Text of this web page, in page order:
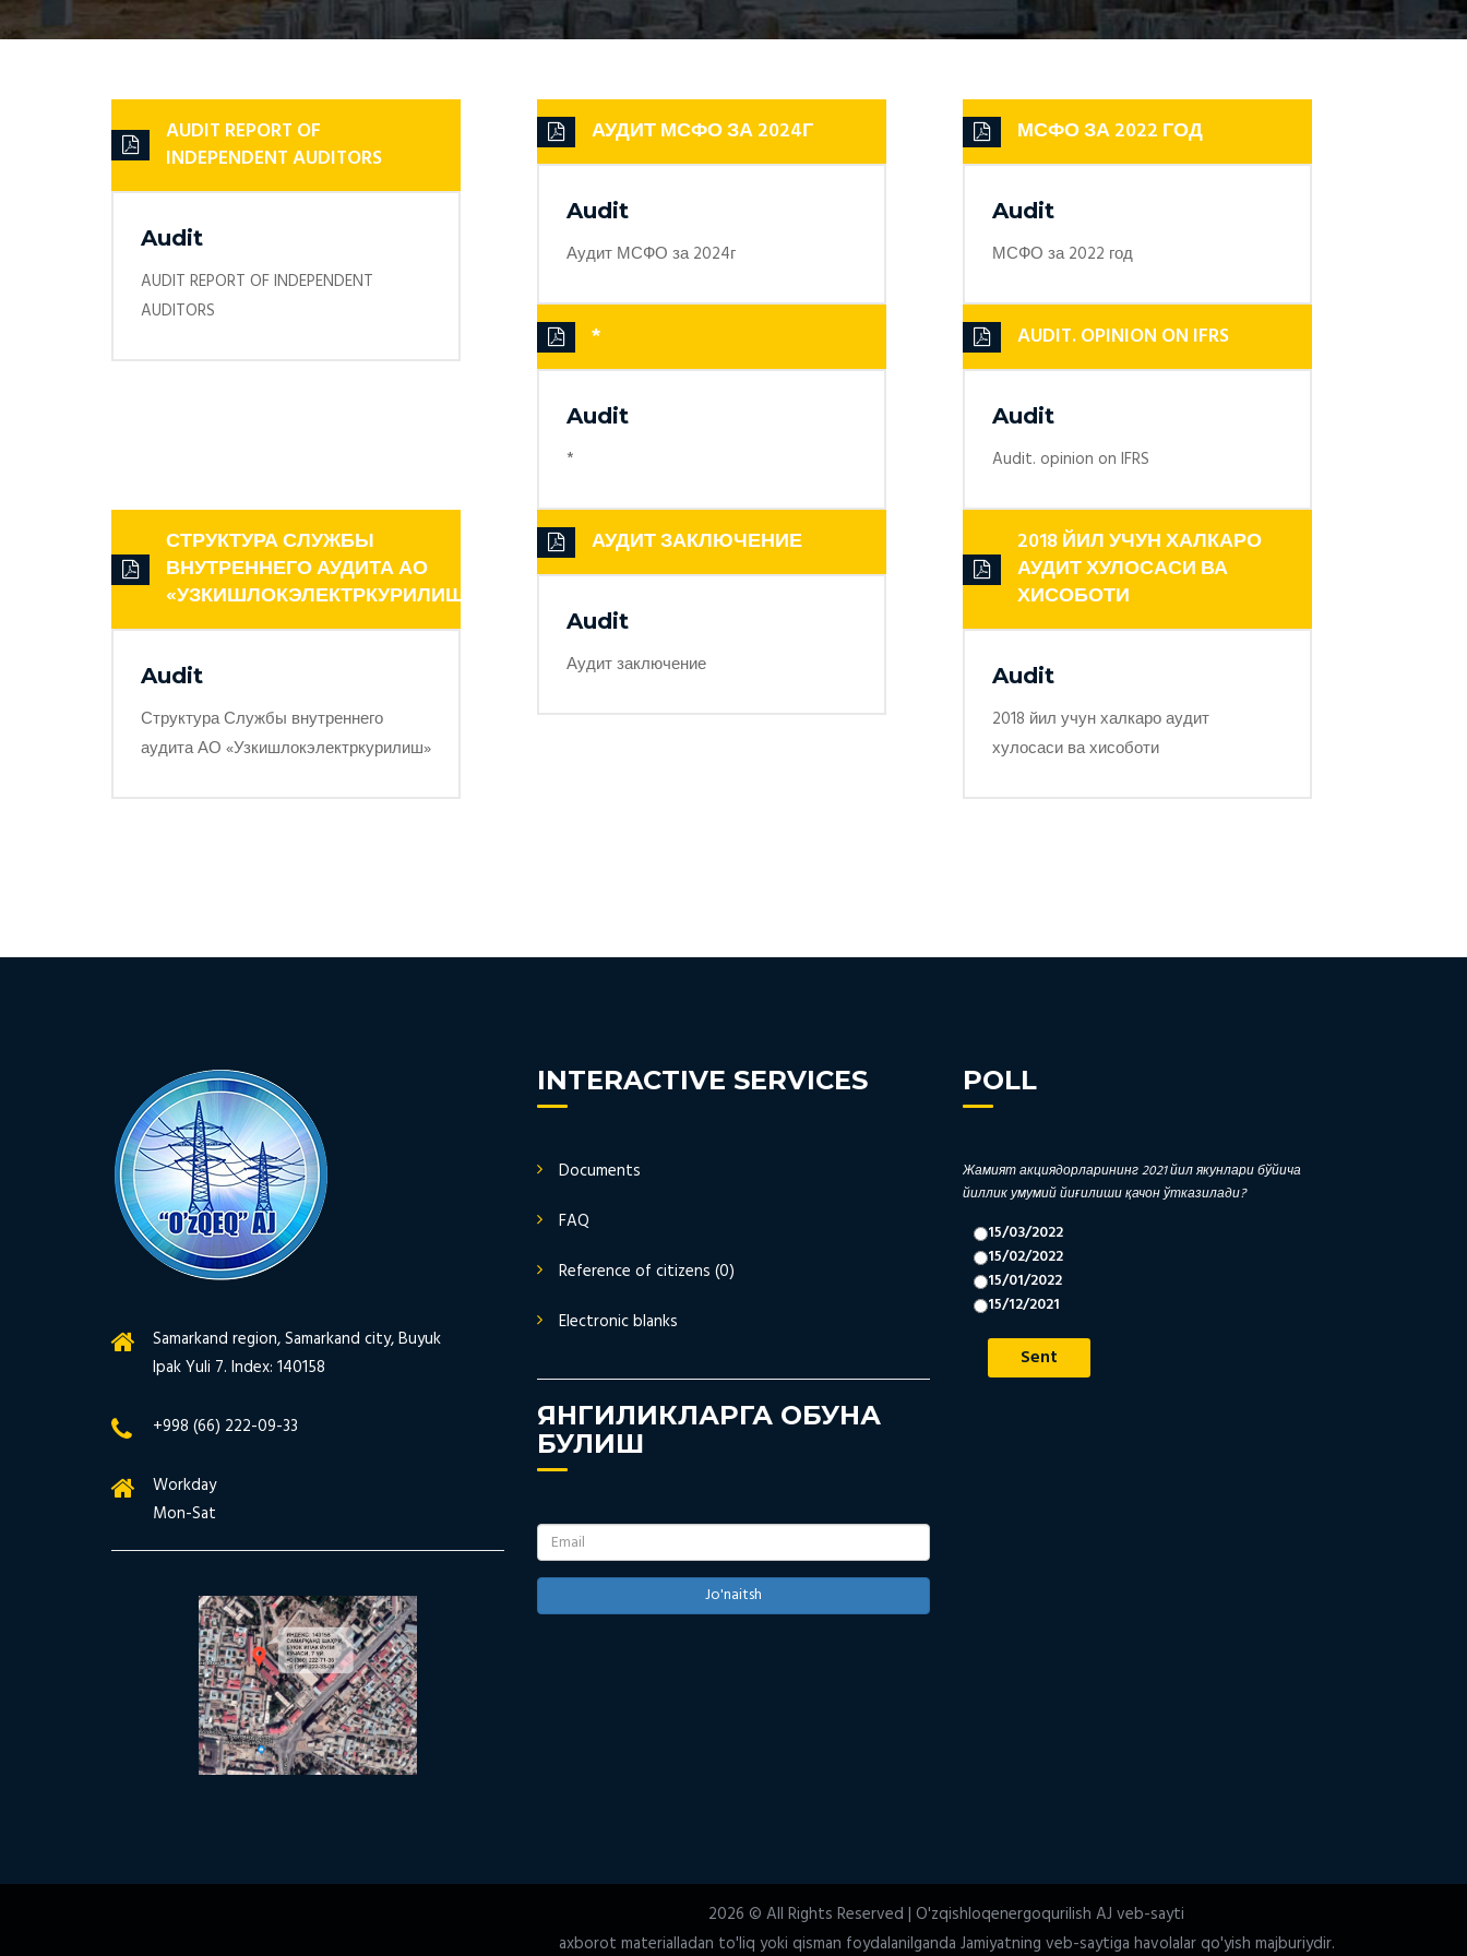
AUDIT REPORT OF
INDEPENDENT AUDITORS
Audit
AUDIT REPORT OF INDEPENDENT
AUDITORS
АУДИТ МСФО ЗА 2024Г
Audit
Аудит МСФО за 2024г
МСФО ЗА 2022 ГОД
Audit
МСФО за 2022 год
*
Audit
*
AUDIT. OPINION ON IFRS
Audit
Audit. opinion on IFRS
СТРУКТУРА СЛУЖБЫ
ВНУТРЕННЕГО АУДИТА АО
«УЗКИШЛОКЭЛЕКТРКУРИЛИШ»
Audit
Структура Службы внутреннего
аудита АО «Узкишлокэлектркурилиш»
АУДИТ ЗАКЛЮЧЕНИЕ
Audit
Аудит заключение
2018 ЙИЛ УЧУН ХАЛКАРО
АУДИТ ХУЛОСАСИ ВА
ХИСОБОТИ
Audit
2018 йил учун халкаро аудит
хулосаси ва хисоботи
Samarkand region, Samarkand city, Buyuk
Ipak Yuli 7. Index: 140158
+998 (66) 222-09-33
Workday
Mon-Sat
INTERACTIVE SERVICES
Documents
FAQ
Reference of citizens (0)
Electronic blanks
ЯНГИЛИКЛАРГА ОБУНА
БУЛИШ
Jo'naitsh
POLL
Жамият акциядорларининг 2021 йил якунлари бўйича
йиллик умумий йиғилиши қачон ўтказилади?
15/03/2022
15/02/2022
15/01/2022
15/12/2021
2026 © All Rights Reserved | O'zqishloqenergoqurilish AJ veb-sayti
axborot materialladan to'liq yoki qisman foydalanilganda Jamiyatning veb-saytiga havolalar qo'yish majburiydir.